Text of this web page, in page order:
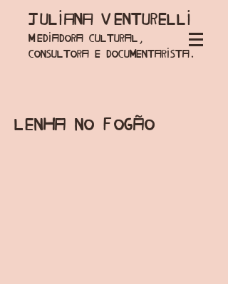
Juliana Venturelli
Mediadora cultural,
consultora e documentarista.
Lenha no Fogão